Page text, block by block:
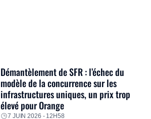
Démantèlement de SFR : l’échec du
modèle de la concurrence sur les
infrastructures uniques, un prix trop
élevé pour Orange
7 JUIN 2026 - 12H58